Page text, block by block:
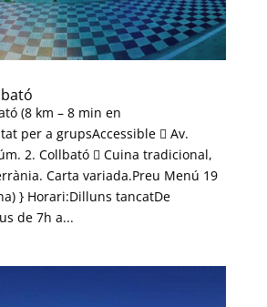
(8 km – 8 min en
per a grupsAccessible  Av.
2. Collbató  Cuina tradicional,
Carta variada.Preu Menú 19
} Horari:Dilluns tancatDe
de 7h a...